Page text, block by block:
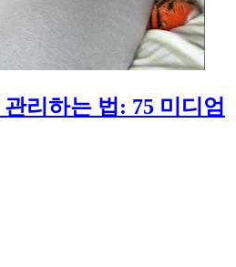
리하는 법: 75 미디엄